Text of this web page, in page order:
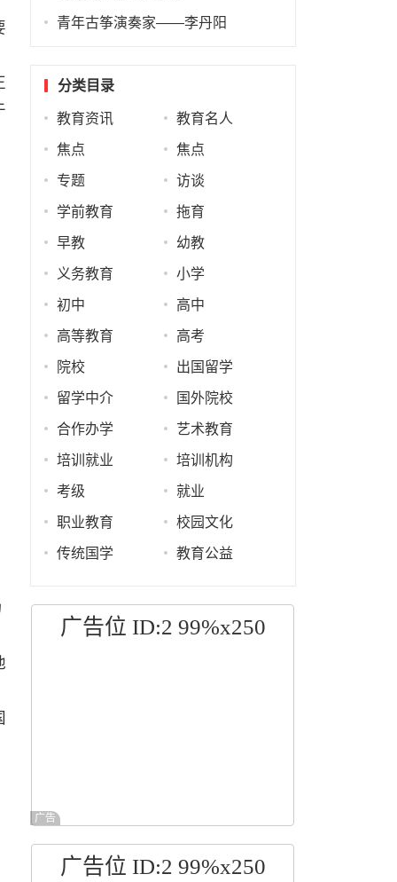
青年古筝演奏家——李丹阳
分类目录
教育资讯 教育名人
焦点 焦点
专题 访谈
学前教育 拖育
早教 幼教
义务教育 小学
初中 高中
高等教育 高考
院校 出国留学
留学中介 国外院校
合作办学 艺术教育
培训就业 培训机构
考级 就业
职业教育 校园文化
传统国学 教育公益
广告位 ID:2 99%x250
广告
广告位 ID:2 99%x250